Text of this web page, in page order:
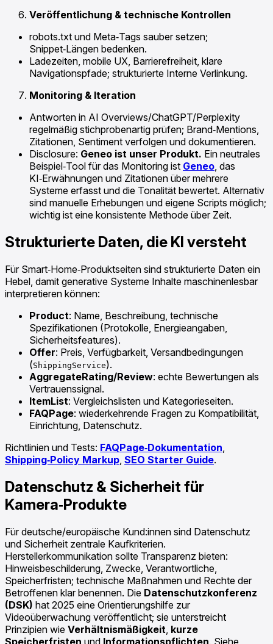
Veröffentlichung & technische Kontrollen
robots.txt und Meta‑Tags sauber setzen;
Snippet‑Längen bedenken.
Ladezeiten, mobile UX, Barrierefreiheit, klare
Navigationspfade; strukturierte Interne Verlinkung.
Monitoring & Iteration
Antworten in AI Overviews/ChatGPT/Perplexity
regelmäßig stichprobenartig prüfen; Brand‑Mentions,
Zitationen, Sentiment verfolgen und dokumentieren.
Disclosure: Geneo ist unser Produkt. Ein neutrales
Beispiel‑Tool für das Monitoring ist Geneo, das
KI‑Erwähnungen und Zitationen über mehrere
Systeme erfasst und die Tonalität bewertet. Alternativ
sind manuelle Erhebungen und eigene Scripts möglich;
wichtig ist eine konsistente Methode über Zeit.
Strukturierte Daten, die KI versteht
Für Smart‑Home‑Produktseiten sind strukturierte Daten ein
Hebel, damit generative Systeme Inhalte maschinenlesbar
interpretieren können:
Product: Name, Beschreibung, technische
Spezifikationen (Protokolle, Energieangaben,
Sicherheitsfeatures).
Offer: Preis, Verfügbarkeit, Versandbedingungen
(ShippingService).
AggregateRating/Review: echte Bewertungen als
Vertrauenssignal.
ItemList: Vergleichslisten und Kategorieseiten.
FAQPage: wiederkehrende Fragen zu Kompatibilität,
Einrichtung, Datenschutz.
Richtlinien und Tests: FAQPage‑Dokumentation,
Shipping‑Policy Markup, SEO Starter Guide.
Datenschutz & Sicherheit für
Kamera‑Produkte
Für deutsche/europäische Kund:innen sind Datenschutz
und Sicherheit zentrale Kaufkriterien.
Herstellerkommunikation sollte Transparenz bieten:
Hinweisbeschilderung, Zwecke, Verantwortliche,
Speicherfristen; technische Maßnahmen und Rechte der
Betroffenen klar benennen. Die Datenschutzkonferenz
(DSK) hat 2025 eine Orientierungshilfe zur
Videoüberwachung veröffentlicht; sie unterstreicht
Prinzipien wie Verhältnismäßigkeit kurze
Speicherfristen und Informationspflichten. Siehe